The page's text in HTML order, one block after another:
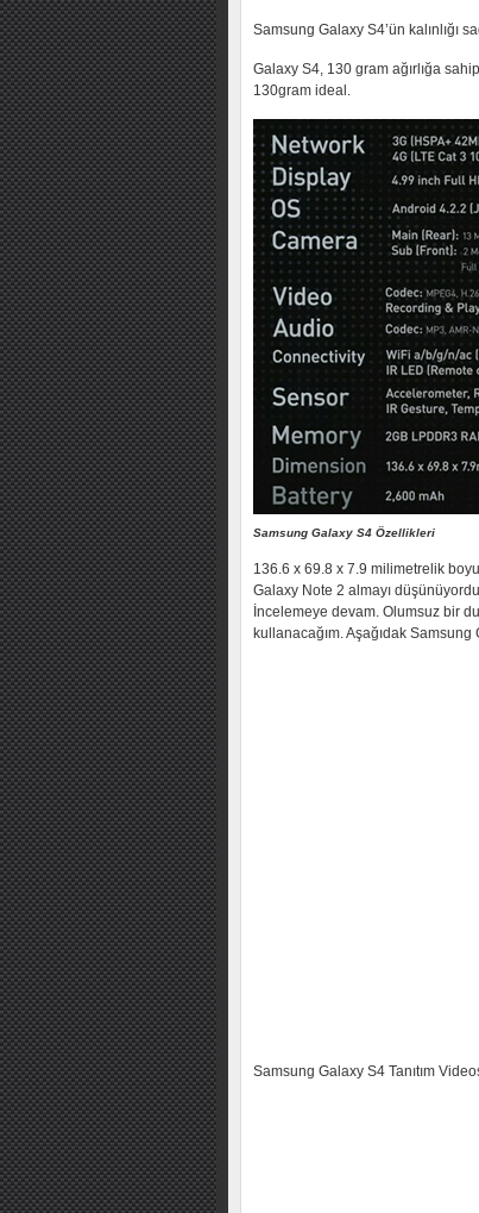
Samsung Galaxy S4’ün kalınlığı
Galaxy S4, 130 gram ağırlığa
130gram ideal.
Samsung Galaxy S4 Özellikleri
136.6 x 69.8 x 7.9 milimetrelik
Galaxy Note 2 almayı
İncelemeye devam. Olumsuz bir
kullanacağım. Aşağıdak
Samsung Galaxy S4 Tanıtım